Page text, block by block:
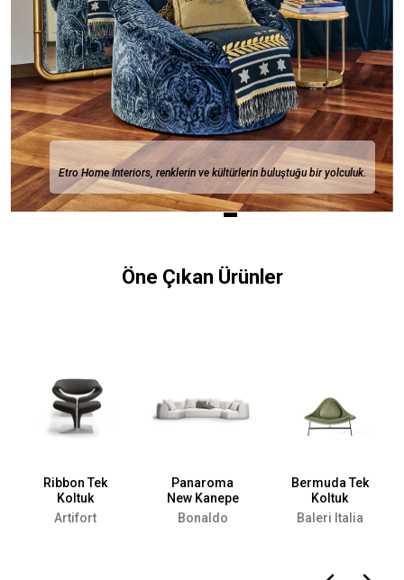
Etro Home Interiors, renklerin ve kültürlerin buluştuğu bir yolculuk.
Öne Çıkan Ürünler
Ribbon Tek
Koltuk
Artifort
Panaroma
New Kanepe
Bonaldo
Bermuda Tek
Koltuk
Baleri Italia